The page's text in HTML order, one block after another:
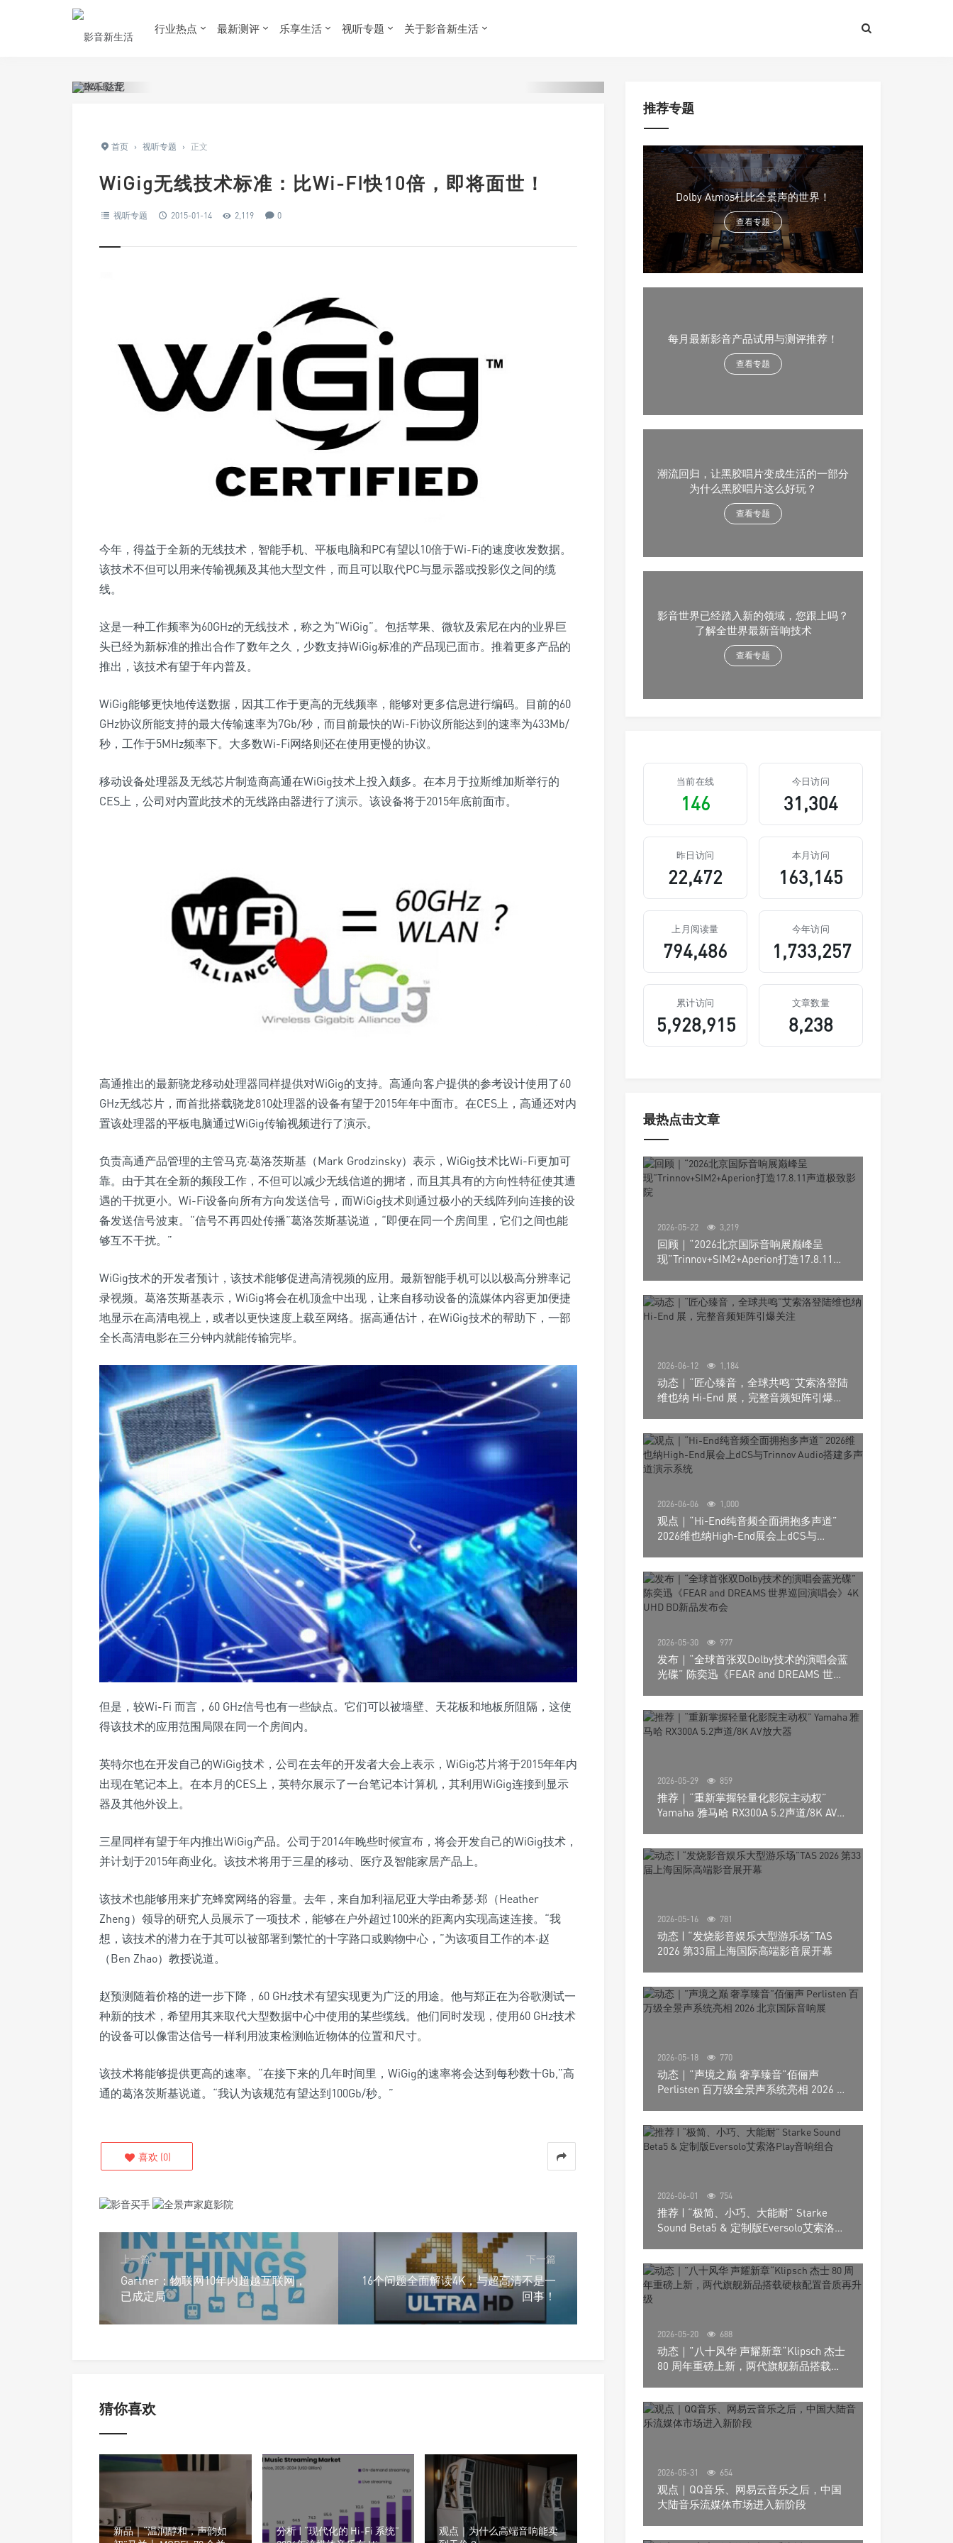
行业热点 最新测评 乐享生活 视听专题 关于影音新生活
首页 › 视听专题 › 正文
WiGig无线技术标准：比Wi-FI快10倍，即将面世！
视听专题 2015-01-14 2,119 0
今年，得益于全新的无线技术，智能手机、平板电脑和PC有望以10倍于Wi-Fi的速度收发数据。
该技术不但可以用来传输视频及其他大型文件，而且可以取代PC与显示器或投影仪之间的缆
线。
这是一种工作频率为60GHz的无线技术，称之为“WiGig”。包括苹果、微软及索尼在内的业界巨
头已经为新标准的推出合作了数年之久，少数支持WiGig标准的产品现已面市。推着更多产品的
推出，该技术有望于年内普及。
WiGig能够更快地传送数据，因其工作于更高的无线频率，能够对更多信息进行编码。目前的60
GHz协议所能支持的最大传输速率为7Gb/秒，而目前最快的Wi-Fi协议所能达到的速率为433Mb/
秒，工作于5MHz频率下。大多数Wi-Fi网络则还在使用更慢的协议。
移动设备处理器及无线芯片制造商高通在WiGig技术上投入颇多。在本月于拉斯维加斯举行的
CES上，公司对内置此技术的无线路由器进行了演示。该设备将于2015年底前面市。
高通推出的最新骁龙移动处理器同样提供对WiGig的支持。高通向客户提供的参考设计使用了60
GHz无线芯片，而首批搭载骁龙810处理器的设备有望于2015年年中面市。在CES上，高通还对内
置该处理器的平板电脑通过WiGig传输视频进行了演示。
负责高通产品管理的主管马克·葛洛茨斯基（Mark Grodzinsky）表示，WiGig技术比Wi-Fi更加可
靠。由于其在全新的频段工作，不但可以减少无线信道的拥堵，而且其具有的方向性特征使其遭
遇的干扰更小。Wi-Fi设备向所有方向发送信号，而WiGig技术则通过极小的天线阵列向连接的设
备发送信号波束。“信号不再四处传播”葛洛茨斯基说道，“即便在同一个房间里，它们之间也能
够互不干扰。”
WiGig技术的开发者预计，该技术能够促进高清视频的应用。最新智能手机可以以极高分辨率记
录视频。葛洛茨斯基表示，WiGig将会在机顶盒中出现，让来自移动设备的流媒体内容更加便捷
地显示在高清电视上，或者以更快速度上载至网络。据高通估计，在WiGig技术的帮助下，一部
全长高清电影在三分钟内就能传输完毕。
但是，较Wi-Fi 而言，60 GHz信号也有一些缺点。它们可以被墙壁、天花板和地板所阻隔，这使
得该技术的应用范围局限在同一个房间内。
英特尔也在开发自己的WiGig技术，公司在去年的开发者大会上表示，WiGig芯片将于2015年年内
出现在笔记本上。在本月的CES上，英特尔展示了一台笔记本计算机，其利用WiGig连接到显示
器及其他外设上。
三星同样有望于年内推出WiGig产品。公司于2014年晚些时候宣布，将会开发自己的WiGig技术，
并计划于2015年商业化。该技术将用于三星的移动、医疗及智能家居产品上。
该技术也能够用来扩充蜂窝网络的容量。去年，来自加利福尼亚大学由希瑟·郑（Heather
Zheng）领导的研究人员展示了一项技术，能够在户外超过100米的距离内实现高速连接。“我
想，该技术的潜力在于其可以被部署到繁忙的十字路口或购物中心，”为该项目工作的本·赵
（Ben Zhao）教授说道。
赵预测随着价格的进一步下降，60 GHz技术有望实现更为广泛的用途。他与郑正在为谷歌测试一
种新的技术，希望用其来取代大型数据中心中使用的某些缆线。他们同时发现，使用60 GHz技术
的设备可以像雷达信号一样利用波束检测临近物体的位置和尺寸。
该技术将能够提供更高的速率。“在接下来的几年时间里，WiGig的速率将会达到每秒数十Gb,”高
通的葛洛茨斯基说道。“我认为该规范有望达到100Gb/秒。”
喜欢 (0)
上一篇
Gartner：物联网10年内超越互联网，
已成定局
下一篇
16个问题全面解读4K，与超高清不是一
回事！
猜你喜欢
新品｜“温润醇和，声韵如
分析 | “现代化的 Hi-Fi 系统”
观点｜为什么高端音响能卖
推荐专题
Dolby Atmos杜比全景声的世界！
查看专题
每月最新影音产品试用与测评推荐！
查看专题
潮流回归，让黑胶唱片变成生活的一部分
为什么黑胶唱片这么好玩？
查看专题
影音世界已经踏入新的领域，您跟上吗？
了解全世界最新音响技术
查看专题
当前在线
146
今日访问
31,304
昨日访问
22,472
本月访问
163,145
上月阅读量
794,486
今年访问
1,733,257
累计访问
5,928,915
文章数量
8,238
最热点击文章
2026-05-22 3,219
回顾｜“2026北京国际音响展巅峰呈
现”Trinnov+SIM2+Aperion打造17.8.11声
2026-06-12 1,184
动态｜“匠心臻音，全球共鸣”艾索洛登陆
维也纳 Hi-End 展，完整音频矩阵引爆关
2026-06-06 1,000
观点｜“Hi-End纯音频全面拥抱多声道”
2026维也纳High-End展会上dCS与
2026-05-30 977
发布｜“全球首张双Dolby技术的演唱会蓝
光碟” 陈奕迅《FEAR and DREAMS 世界
2026-05-29 859
推荐｜“重新掌握轻量化影院主动权”
Yamaha 雅马哈 RX300A 5.2声道/8K AV放
2026-05-16 781
动态 | “发烧影音娱乐大型游乐场”TAS
2026 第33届上海国际高端影音展开幕
2026-05-18 770
动态｜”声境之巅 奢享臻音”佰俪声
Perlisten 百万级全景声系统亮相 2026 北
2026-06-01 754
推荐 | “极简、小巧、大能耐” Starke
Sound Beta5 & 定制版Eversolo艾索洛
2026-05-20 688
动态｜”八十风华 声耀新章“Klipsch 杰士
80 周年重磅上新，两代旗舰新品搭载硬
2026-05-31 654
观点｜QQ音乐、网易云音乐之后，中国
大陆音乐流媒体市场进入新阶段